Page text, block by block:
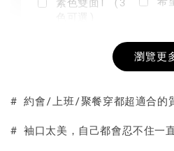
+NT$
瀏覽更
# 約會/上班/聚餐穿都超適合的
# 袖口太美，自己都會忍不住一